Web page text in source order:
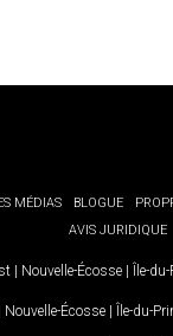
MÉDIAS BLOGUE
AVIS JURIDIQUE
| Nouvelle-Écosse | Île-
Nouvelle-Écosse | Île-du-